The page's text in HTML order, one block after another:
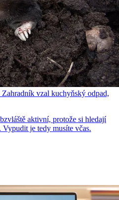
vzal kuchyňský odpad,
aktivní, protože si hledají
je tedy musíte včas.